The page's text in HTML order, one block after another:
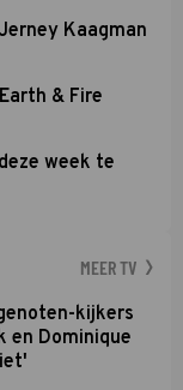
Kaagman
& Fire
week te
MEER TV
kijkers
en Dominique